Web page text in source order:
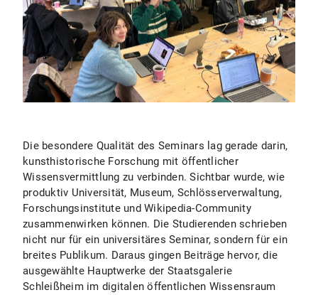
Die besondere Qualität des Seminars lag gerade darin,
kunsthistorische Forschung mit öffentlicher
Wissensvermittlung zu verbinden. Sichtbar wurde, wie
produktiv Universität, Museum, Schlösserverwaltung,
Forschungsinstitute und Wikipedia-Community
zusammenwirken können. Die Studierenden schrieben
nicht nur für ein universitäres Seminar, sondern für ein
breites Publikum. Daraus gingen Beiträge hervor, die
ausgewählte Hauptwerke der Staatsgalerie
Schleißheim im digitalen öffentlichen Wissensraum